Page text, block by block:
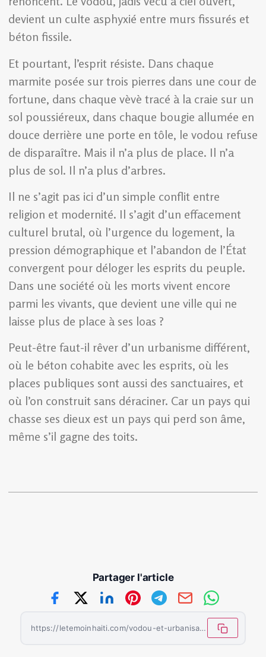
devient un culte asphyxié entre murs fissurés et
béton fissile.
Et pourtant, l’esprit résiste. Dans chaque
marmite posée sur trois pierres dans une cour de
fortune, dans chaque vèvè tracé à la craie sur un
sol poussiéreux, dans chaque bougie allumée en
douce derrière une porte en tôle, le vodou refuse
de disparaître. Mais il n’a plus de place. Il n’a
plus de sol. Il n’a plus d’arbres.
Il ne s’agit pas ici d’un simple conflit entre
religion et modernité. Il s’agit d’un effacement
culturel brutal, où l’urgence du logement, la
pression démographique et l’abandon de l’État
convergent pour déloger les esprits du peuple.
Dans une société où les morts vivent encore
parmi les vivants, que devient une ville qui ne
laisse plus de place à ses loas ?
Peut-être faut-il rêver d’un urbanisme différent,
où le béton cohabite avec les esprits, où les
places publiques sont aussi des sanctuaires, et
où l’on construit sans déraciner. Car un pays qui
chasse ses dieux est un pays qui perd son âme,
même s’il gagne des toits.
Partager l'article
https://letemoinhaiti.com/vodou-et-urbanisation-sauvage-quand-les-esprits-nont-plus-de-place/